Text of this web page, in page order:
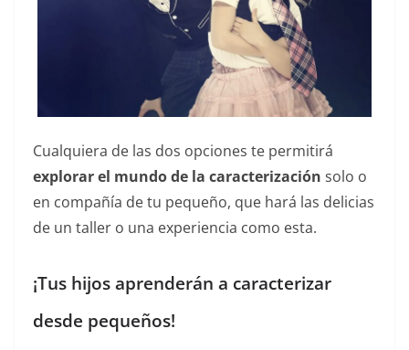
Cualquiera de las dos opciones te permitirá
explorar el mundo de la caracterización solo o
en compañía de tu pequeño, que hará las delicias
de un taller o una experiencia como esta.
¡Tus hijos aprenderán a caracterizar
desde pequeños!